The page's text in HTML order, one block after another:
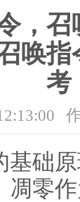
，
唤
考
础
凋零